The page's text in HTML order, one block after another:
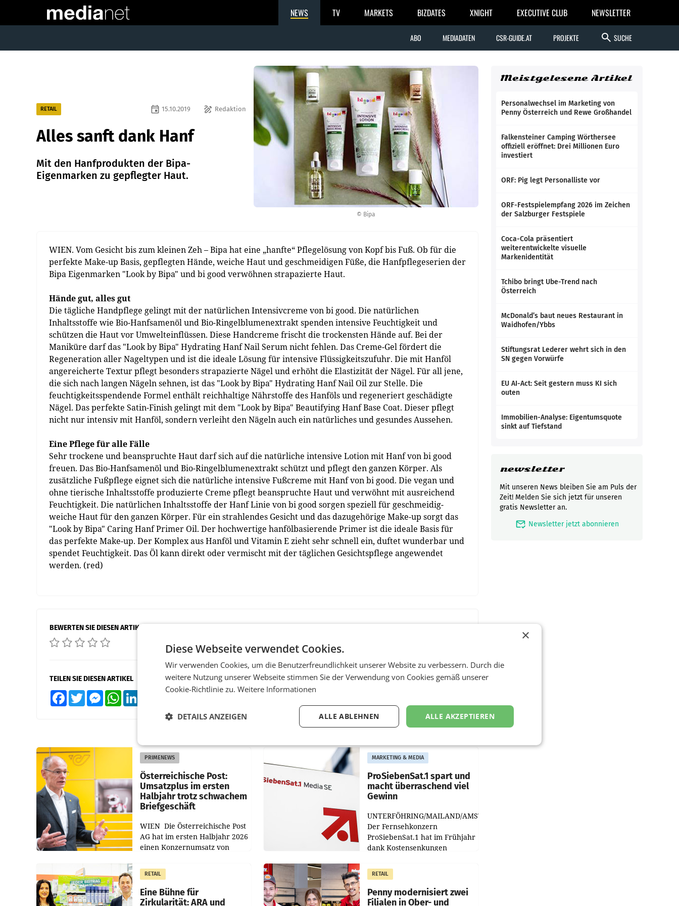
NEWS TV MARKETS BIZDATES XNIGHT EXECUTIVE CLUB NEWSLETTER
ABO MEDIADATEN CSR-GUIDE.AT PROJEKTE search SUCHE
© Bipa
RETAIL draw Redaktion
event 15.10.2019
Alles sanft dank Hanf
Mit den Hanfprodukten der Bipa-
Eigenmarken zu gepflegter Haut.
WIEN. Vom Gesicht bis zum kleinen Zeh – Bipa hat eine „hanfte“ Pflegelösung von Kopf bis Fuß. Ob für die
perfekte Make-up Basis, gepflegten Hände, weiche Haut und geschmeidigen Füße, die Hanfpflegeserien der
Bipa Eigenmarken "Look by Bipa" und bi good verwöhnen strapazierte Haut.
Hände gut, alles gut
Die tägliche Handpflege gelingt mit der natürlichen Intensivcreme von bi good. Die natürlichen
Inhaltsstoffe wie Bio-Hanfsamenöl und Bio-Ringelblumenextrakt spenden intensive Feuchtigkeit und
schützen die Haut vor Umwelteinflüssen. Diese Handcreme frischt die trockensten Hände auf. Bei der
Maniküre darf das "Look by Bipa" Hydrating Hanf Nail Serum nicht fehlen. Das Creme-Gel fördert die
Regeneration aller Nageltypen und ist die ideale Lösung für intensive Flüssigkeitszufuhr. Die mit Hanföl
angereicherte Textur pflegt besonders strapazierte Nägel und erhöht die Elastizität der Nägel. Für all jene,
die sich nach langen Nägeln sehnen, ist das "Look by Bipa" Hydrating Hanf Nail Oil zur Stelle. Die
feuchtigkeitsspendende Formel enthält reichhaltige Nährstoffe des Hanföls und regeneriert geschädigte
Nägel. Das perfekte Satin-Finish gelingt mit dem "Look by Bipa" Beautifying Hanf Base Coat. Dieser pflegt
nicht nur intensiv mit Hanföl, sondern verleiht den Nägeln auch ein natürliches und gesundes Aussehen.
Eine Pflege für alle Fälle
Sehr trockene und beanspruchte Haut darf sich auf die natürliche intensive Lotion mit Hanf von bi good
freuen. Das Bio-Hanfsamenöl und Bio-Ringelblumenextrakt schützt und pflegt den ganzen Körper. Als
zusätzliche Fußpflege eignet sich die natürliche intensive Fußcreme mit Hanf von bi good. Die vegan und
ohne tierische Inhaltsstoffe produzierte Creme pflegt beanspruchte Haut und verwöhnt mit ausreichend
Feuchtigkeit. Die natürlichen Inhaltsstoffe der Hanf Linie von bi good sorgen speziell für geschmeidig-
weiche Haut für den ganzen Körper. Für ein strahlendes Gesicht und das dazugehörige Make-up sorgt das
"Look by Bipa" Caring Hanf Primer Oil. Der hochwertige hanfölbasierende Primer ist die ideale Basis für
das perfekte Make-up. Der Komplex aus Hanföl und Vitamin E zieht sehr schnell ein, duftet wunderbar und
spendet Feuchtigkeit. Das Öl kann direkt oder vermischt mit der täglichen Gesichtspflege angewendet
werden. (red)
BEWERTEN SIE DIESEN ARTIKEL
TEILEN SIE DIESEN ARTIKEL
FacebookTwitter MessengerWhatsApp XING Teilen
PRIMENEWS
Österreichische Post:
Umsatzplus im ersten
Halbjahr trotz schwachem
Briefgeschäft
WIEN Die Österreichische Post
AG hat im ersten Halbjahr 2026
einen Konzernumsatz von
erwirtschaftet, was einem Plus
von 3,8 Prozent gegenüber
dem Vergleichszeitraum
MARKETING & MEDIA
ProSiebenSat.1 spart und
macht überraschend viel
Gewinn
UNTERFÖHRING/MAILAND/AMSTERDAM.
Der Fernsehkonzern
ProSiebenSat.1 hat im Frühjahr
dank Kostensenkungen
gemacht und die
Markterwartung deutlich
übertroffen.
RETAIL
Eine Bühne für
Zirkularität: ARA und
RETAIL
Penny modernisiert zwei
Filialen in Ober- und
Meistgelesene Artikel
Personalwechsel im Marketing von
Penny Österreich und Rewe Großhandel
Falkensteiner Camping Wörthersee
offiziell eröffnet: Drei Millionen Euro
investiert
ORF: Pig legt Personalliste vor
ORF-Festspielempfang 2026 im Zeichen
der Salzburger Festspiele
Coca-Cola präsentiert
weiterentwickelte visuelle
Markenidentität
Tchibo bringt Ube-Trend nach
Österreich
McDonald’s baut neues Restaurant in
Waidhofen/Ybbs
Stiftungsrat Lederer wehrt sich in den
SN gegen Vorwürfe
EU AI-Act: Seit gestern muss KI sich
outen
Immobilien-Analyse: Eigentumsquote
sinkt auf Tiefstand
newsletter
Mit unseren News bleiben Sie am Puls der
Zeit! Melden Sie sich jetzt für unseren
gratis Newsletter an.
mark_email_read Newsletter jetzt abonnieren
×
Diese Webseite verwendet Cookies.
Wir verwenden Cookies, um die Benutzerfreundlichkeit unserer Website zu verbessern. Durch die
weitere Nutzung unserer Webseite stimmen Sie der Verwendung von Cookies gemäß unserer
Cookie-Richtlinie zu. Weitere Informationen
ALLE AKZEPTIEREN
ALLE ABLEHNEN
DETAILS ANZEIGEN